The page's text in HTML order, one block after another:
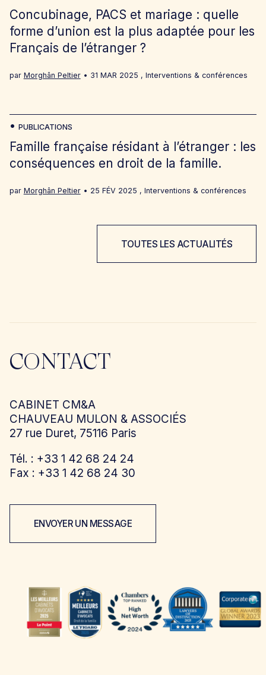
Concubinage, PACS et mariage : quelle
forme d’union est la plus adaptée pour les
Français de l’étranger ?
par Morghân Peltier 31 MAR 2025 , Interventions & conférences
Famille française résidant à l’étranger : les
conséquences en droit de la famille.
par Morghân Peltier 25 FÉV 2025
PUBLICATIONS
, Interventions & conférences
TOUTES LES ACTUALITÉS
CONTACT
CABINET CM&A
CHAUVEAU MULON & ASSOCIÉS
27 rue Duret, 75116 Paris
Tél. : +33 1 42 68 24 24
Fax : +33 1 42 68 24 30
ENVOYER UN MESSAGE